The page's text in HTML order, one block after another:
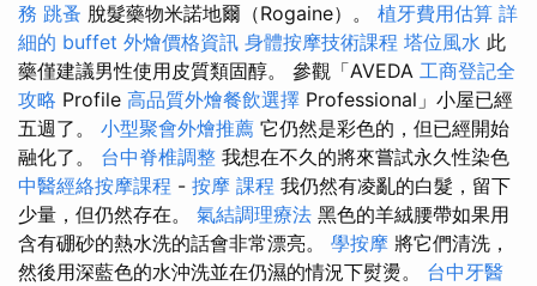
務 跳蚤 脫髮藥物米諾地爾（Rogaine）。 植牙費用估算 詳
細的 buffet 外燴價格資訊 身體按摩技術課程 塔位風水 此
藥僅建議男性使用皮質類固醇。 參觀「AVEDA 工商登記全
攻略 Profile 高品質外燴餐飲選擇 Professional」小屋已經
五週了。 小型聚會外燴推薦 它仍然是彩色的，但已經開始
融化了。 台中脊椎調整 我想在不久的將來嘗試永久性染色
中醫經絡按摩課程 - 按摩 課程 我仍然有凌亂的白髮，留下
少量，但仍然存在。 氣結調理療法 黑色的羊絨腰帶如果用
含有硼砂的熱水洗的話會非常漂亮。 學按摩 將它們清洗，
然後​​用深藍色的水沖洗並在仍濕的情況下熨燙。 台中牙醫